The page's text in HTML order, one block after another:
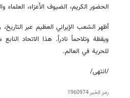
الحضور الكريم، الضيوف الأعزاء، العلماء
أظهر الشعب الإيراني العظيم عبر
ويقظة وتلاحماً نادراً. هذا الاتحاد
للحرية في العالم.
/انتهى/
رمز الخبر1960974